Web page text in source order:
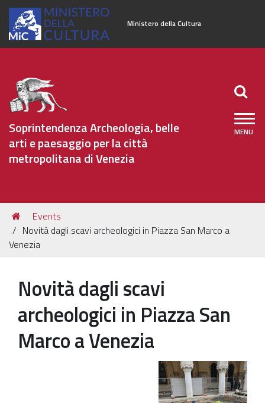
Ministero della Cultura
Soprintendenza Archeologia, belle
arti e paesaggio per la città
metropolitana di Venezia
Sezioni
Patrimonio Archeologico
Patrimonio Storico-Artistico
Ufficio Esportazione
Ufficio Tutela
Tu
sei
qui:
Events
Novità dagli scavi archeologici in Piazza San Marco a
Venezia
Novità dagli scavi
archeologici in Piazza San
Marco a Venezia
http://www.soprintendenza.venezia.beniculturali.it/it/